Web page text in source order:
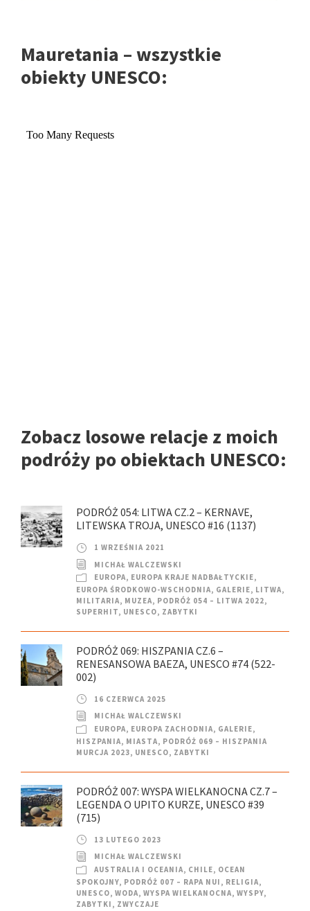
Mauretania – wszystkie
obiekty UNESCO:
Zobacz losowe relacje z moich
podróży po obiektach UNESCO:
PODRÓŻ 054: LITWA CZ.2 – KERNAVE,
LITEWSKA TROJA, UNESCO #16 (1137)
1 WRZEŚNIA 2021
MICHAŁ WALCZEWSKI
EUROPA, EUROPA KRAJE NADBAŁTYCKIE,
EUROPA ŚRODKOWO-WSCHODNIA, GALERIE, LITWA,
MILITARIA, MUZEA, PODRÓŻ 054 – LITWA 2022,
SUPERHIT, UNESCO, ZABYTKI
PODRÓŻ 069: HISZPANIA CZ.6 –
RENESANSOWA BAEZA, UNESCO #74 (522-
002)
16 CZERWCA 2025
MICHAŁ WALCZEWSKI
EUROPA, EUROPA ZACHODNIA, GALERIE,
HISZPANIA, MIASTA, PODRÓŻ 069 – HISZPANIA
MURCJA 2023, UNESCO, ZABYTKI
PODRÓŻ 007: WYSPA WIELKANOCNA CZ.7 –
LEGENDA O UPITO KURZE, UNESCO #39
(715)
13 LUTEGO 2023
MICHAŁ WALCZEWSKI
AUSTRALIA I OCEANIA, CHILE, OCEAN
SPOKOJNY, PODRÓŻ 007 – RAPA NUI , RELIGIA,
UNESCO, WODA, WYSPA WIELKANOCNA, WYSPY,
ZABYTKI , ZWYCZAJE